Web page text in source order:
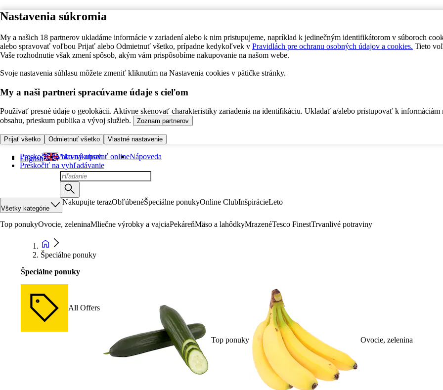
Nastavenia súkromia
My a našich 18 partnerov ukladáme informácie v zariadení alebo k nim pristupujeme, napríklad k jedinečným identifikátorom v súboroch
alebo spravovať voľbou Prijať alebo Odmietnuť všetko, prípadne kedykoľvek v Pravidlách pre ochranu osobných údajov a cookies. Tieto
Vaše rozhodnutie však zmení spôsob, akým vám prispôsobíme nakupovanie na našom webe.
Svoje nastavenia súhlasu môžete zmeniť kliknutím na Nastavenia cookies v pätičke stránky.
My a naši partneri spracúvame údaje s cieľom
Používať presné údaje o geolokácii. Aktívne skenovať charakteristiky zariadenia na identifikáciu. Ukladať a/alebo pristupovať k informáciám
obsahu, prieskum publika a vývoj služieb.
Zoznam partnerov
Prijať všetko Odmietnuť všetko Vlastné nastavenie
Preskočiť na hlavný obsah
Preskočiť na vyhľadávanie
English Ako nakupovať onlineNápoveda
Všetky kategórie
Nakupujte terazObľúbenéŠpeciálne ponukyOnline ClubInšpirácieLeto
Top ponukyOvocie, zeleninaMliečne výrobky a vajciaPekáreňMäso a lahôdkyMrazenéTesco FinestTrvanlivé potraviny
Špeciálne ponuky
Špeciálne ponuky
All Offers
Top ponuky Ovocie, zelenina